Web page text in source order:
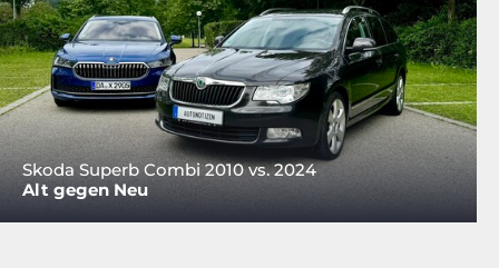
Skoda Superb Combi 2010 vs. 2024
Alt gegen Neu